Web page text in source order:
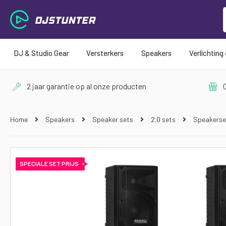
DJ & Studio Gear Versterkers Speakers
2 jaar garantie op al onze producten
Home Speakers Speaker sets 2.0 sets
naarSPECIALE SET PRIJS